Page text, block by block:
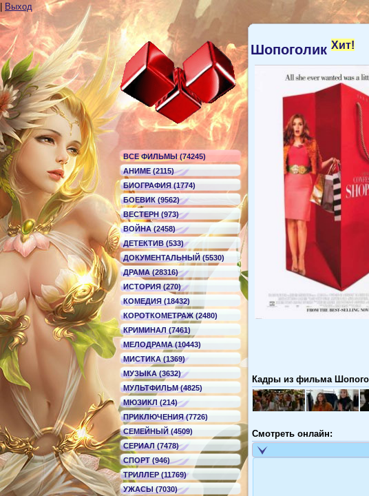
Выход
ВСЕ ФИЛЬМЫ (74245)
АНИМЕ (2115)
БИОГРАФИЯ (1774)
БОЕВИК (9562)
ВЕСТЕРН (973)
ВОЙНА (2458)
ДЕТЕКТИВ (533)
ДОКУМЕНТАЛЬНЫЙ (5530)
ДРАМА (28316)
ИСТОРИЯ (270)
КОМЕДИЯ (18432)
КОРОТКОМЕТРАЖ (2480)
КРИМИНАЛ (7461)
МЕЛОДРАМА (10443)
МИСТИКА (1369)
МУЗЫКА (3632)
МУЛЬТФИЛЬМ (4825)
МЮЗИКЛ (214)
ПРИКЛЮЧЕНИЯ (7726)
СЕМЕЙНЫЙ (4509)
СЕРИАЛ (7478)
СПОРТ (946)
ТРИЛЛЕР (11769)
УЖАСЫ (7030)
Шопоголик Хит!
Кадры из фильма
Смотреть онлайн: